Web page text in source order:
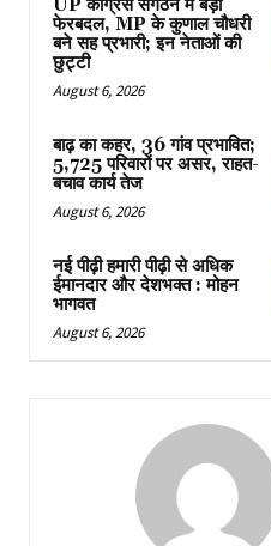
UP कांग्रेस संगठन में बड़ा
फेरबदल, MP के कुणाल चौधरी
बने सह प्रभारी; इन नेताओं की
छुट्टी
August 6, 2026
बाढ़ का कहर, 36 गांव प्रभावित;
5,725 परिवारों पर असर, राहत-
बचाव कार्य तेज
August 6, 2026
नई पीढ़ी हमारी पीढ़ी से अधिक
ईमानदार और देशभक्त : मोहन
भागवत
August 6, 2026